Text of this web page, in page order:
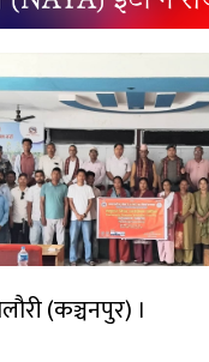
(कञ्चनपुर) ।